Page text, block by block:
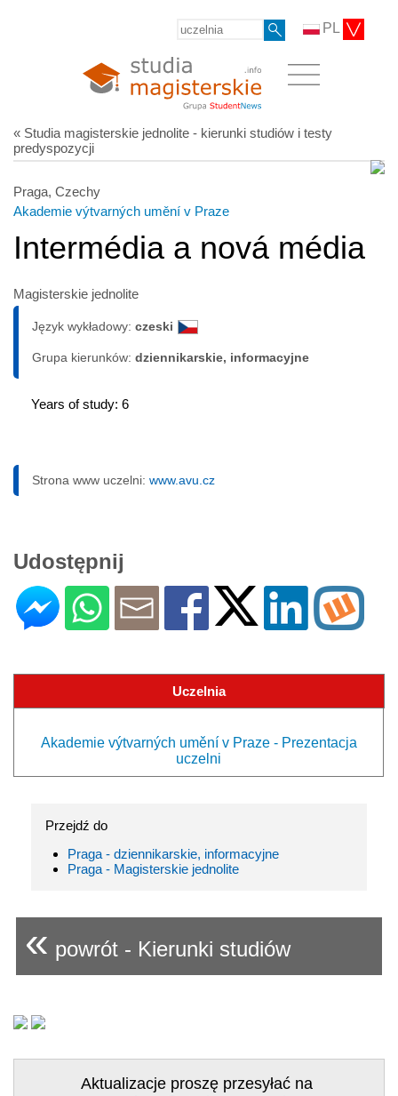
PL
« Studia magisterskie jednolite - kierunki studiów i testy
predyspozycji
Praga, Czechy
Akademie výtvarných umění v Praze
Intermédia a nová média
Magisterskie jednolite
Język wykładowy: czeski
Grupa kierunków: dziennikarskie, informacyjne
Years of study: 6
Strona www uczelni: www.avu.cz
Udostępnij
Uczelnia
Akademie výtvarných umění v Praze - Prezentacja
uczelni
Przejdź do
Praga - dziennikarskie, informacyjne
Praga - Magisterskie jednolite
« powrót - Kierunki studiów
Aktualizacje proszę przesyłać na